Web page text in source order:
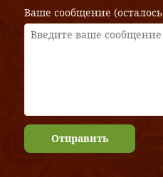
Ваше сообщение (осталось
Отправить